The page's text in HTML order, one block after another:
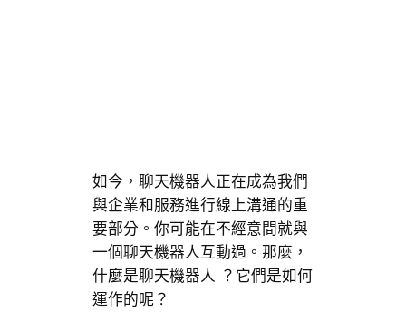
如今，聊天機器人正在成為我們
與企業和服務進行線上溝通的重
要部分。你可能在不經意間就與
一個聊天機器人互動過。那麼，
什麼是聊天機器人 ？它們是如何
運作的呢？